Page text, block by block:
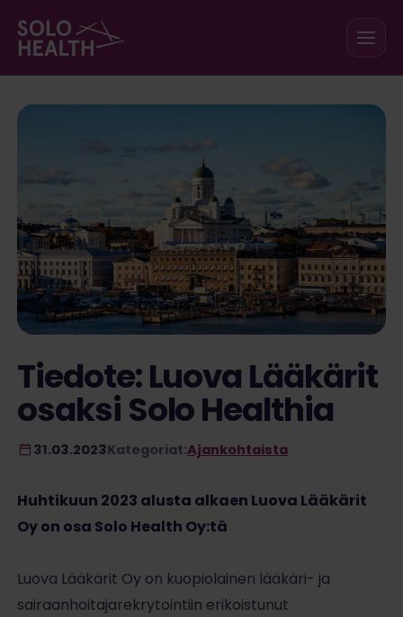
Tiedote: Luova Lääkärit
osaksi Solo Healthia
31.03.2023Kategoriat:Ajankohtaista
Huhtikuun 2023 alusta alkaen Luova Lääkärit
Oy on osa Solo Health Oy:tä
Luova Lääkärit Oy on kuopiolainen lääkäri- ja
sairaanhoitajarekrytointiin erikoistunut